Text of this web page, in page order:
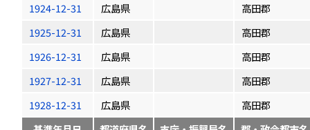
1924-12-31
広島県
高田郡
1925-12-31
広島県
高田郡
1926-12-31
広島県
高田郡
1927-12-31
広島県
高田郡
1928-12-31
広島県
高田郡